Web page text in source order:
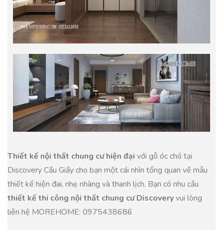
Thiết kế nội thất chung cư hiện đại với gỗ óc chó tại
Discovery Cầu Giấy cho bạn một cái nhìn tổng quan về mẫu
thiết kế hiện đai, nhẹ nhàng và thanh lịch. Bạn có nhu cầu
thiết kế thi công nội thất chung cư Discoveryvui lòng
liên hệ MOREHOME: 0975438686